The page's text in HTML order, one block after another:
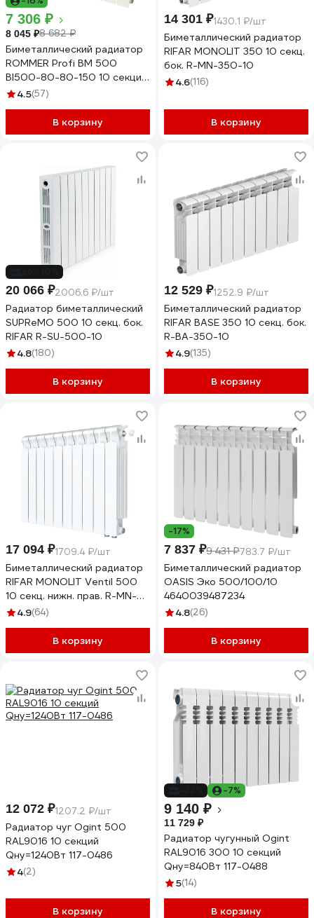
7 306 ₽
8 045 ₽8 682 ₽
Биметаллический радиатор
ROMMER Profi BM 500
BI500-80-80-150 10 секций
RAL9016 82490
4.5(57)
В корзину
14 301 ₽1430.1 ₽/шт
Биметаллический радиатор
RIFAR MONOLIT 350 10 секц.
бок. R-MN-350-10
4.6(116)
В корзину
20 066 ₽2006.6 ₽/шт
Радиатор биметаллический
SUPReMO 500 10 секц. бок.
RIFAR R-SU-500-10
4.8(180)
В корзину
12 529 ₽1252.9 ₽/шт
Биметаллический радиатор
RIFAR BASE 350 10 секц. бок.
R-BA-350-10
4.9(135)
В корзину
17 094 ₽1709.4 ₽/шт
Биметаллический радиатор
RIFAR MONOLIT Ventil 500
10 секц. нижн. прав. R-MN-
500-10-VR
4.9(64)
В корзину
-17%
7 837 ₽9 431 ₽783.7 ₽/шт
Биметаллический радиатор
OASIS Эко 500/100/10
4640039487234
4.8(26)
В корзину
12 072 ₽1207.2 ₽/шт
Радиатор чуг Ogint 500
RAL9016 10 секций
Qну=1240Вт 117-0486
4(2)
В корзину
-7%
9 140 ₽
11 729 ₽
Радиатор чугунный Ogint
RAL9016 300 10 секций
Qну=840Вт 117-0488
5(14)
В корзину